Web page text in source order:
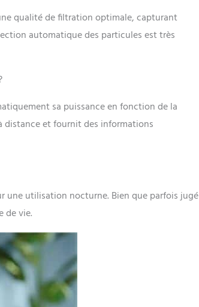
qualité de filtration optimale, capturant
automatique des particules est très
sa puissance en fonction de la
distance et fournit des informations
une utilisation nocturne. Bien que parfois jugé
de vie.